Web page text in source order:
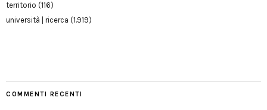
territorio (116)
università | ricerca (1.919)
COMMENTI RECENTI